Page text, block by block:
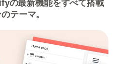
の最新機能をすべて搭載
テーマ。